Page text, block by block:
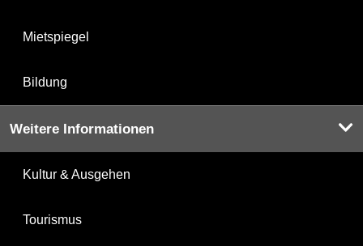
Mietspiegel
Bildung
Weitere Informationen
Kultur & Ausgehen
Tourismus